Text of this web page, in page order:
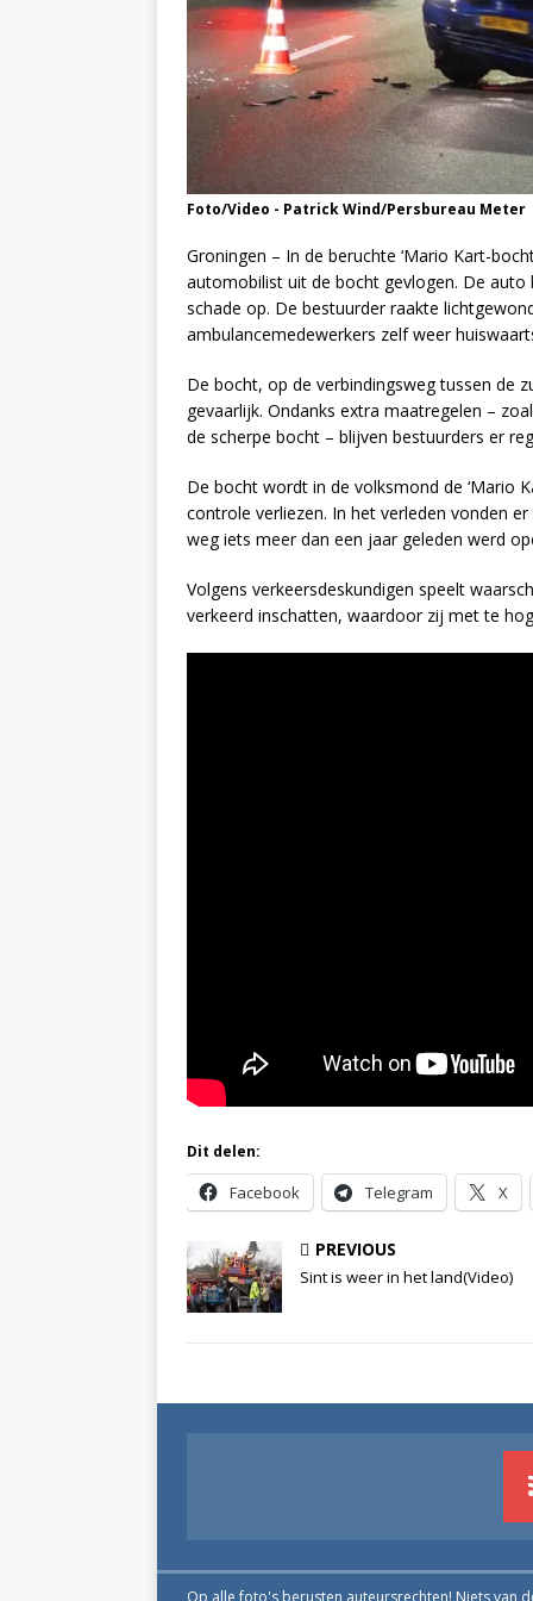
Foto/Video - Patrick Wind/Persbureau Meter
Groningen – In de beruchte ‘Mario Kart-
automobilist uit de bocht gevlogen. De
schade op. De bestuurder raakte
ambulancemedewerkers zelf weer
De bocht, op de verbindingsweg tussen de
gevaarlijk. Ondanks extra maatregelen –
de scherpe bocht – blijven bestuurders er
De bocht wordt in de volksmond de ‘Mario
controle verliezen. In het verleden vonden
weg iets meer dan een jaar geleden werd
Volgens verkeersdeskundigen speelt
verkeerd inschatten, waardoor zij met te
Dit delen:
Facebook Telegram X
PREVIOUS
Sint is weer in het land(Video)